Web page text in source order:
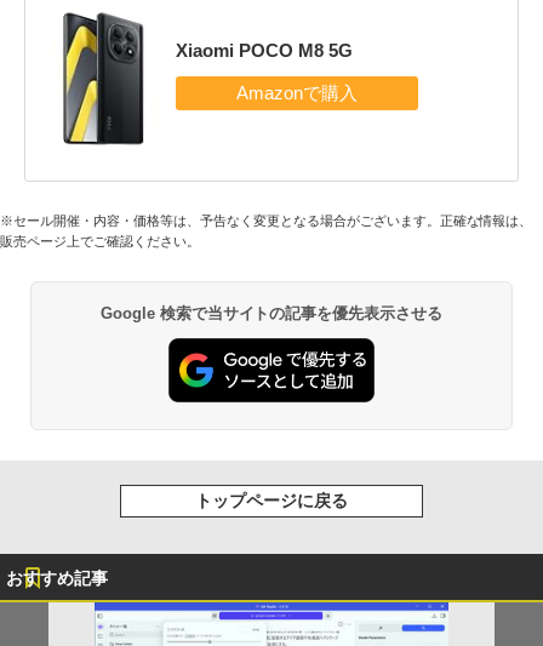
Xiaomi POCO M8 5G
※セール開催・内容・価格等は、予告なく変更となる場合がございます。正確な情報は、
販売ページ上でご確認ください。
Google 検索で当サイトの記事を優先表示させる
トップページに戻る
おすすめ記事